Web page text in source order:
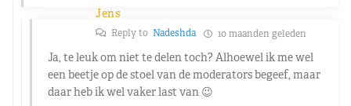
Jens
Reply to Nadeshda 10 maanden geleden
Ja, te leuk om niet te delen toch? Alhoewel ik me wel
een beetje op de stoel van de moderators begeef, maar
daar heb ik wel vaker last van 😉